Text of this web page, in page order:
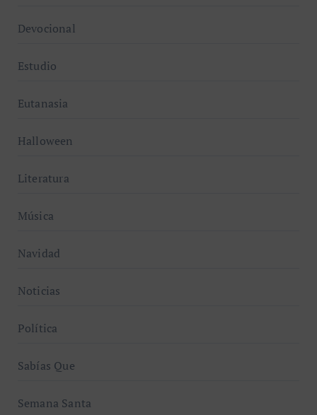
Devocional
Estudio
Eutanasia
Halloween
Literatura
Música
Navidad
Noticias
Política
Sabías Que
Semana Santa